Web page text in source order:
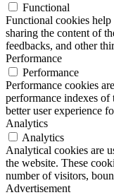
Functional
Functional cookies
sharing the content of
feedbacks, and other
Performance
Performance
Performance cookies
performance indexes
better user experience
Analytics
Analytics
Analytical cookies are
the website. These
number of visitors,
Advertisement